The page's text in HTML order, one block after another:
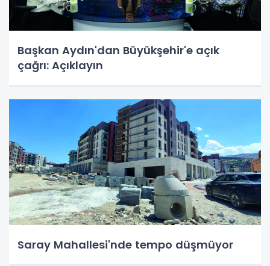
Başkan Aydın'dan Büyükşehir'e açık
çağrı: Açıklayın
Saray Mahallesi'nde tempo düşmüyor